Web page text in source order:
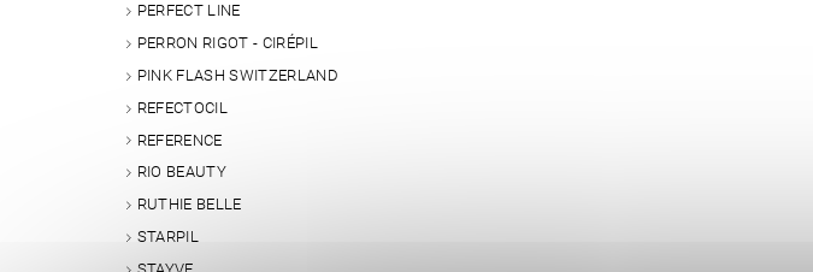
PERFECT LINE
PERRON RIGOT - CIRÉPIL
PINK FLASH SWITZERLAND
REFECTOCIL
REFERENCE
RIO BEAUTY
RUTHIE BELLE
STARPIL